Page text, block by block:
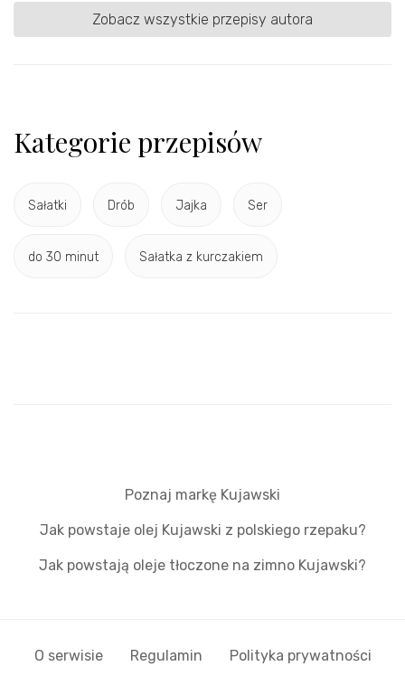
Zobacz wszystkie przepisy autora
Kategorie przepisów
Sałatki Drób Jajka Ser
do 30 minut Sałatka z kurczakiem
Poznaj markę Kujawski
Jak powstaje olej Kujawski z polskiego rzepaku?
Jak powstają oleje tłoczone na zimno Kujawski?
O serwisie Regulamin Polityka prywatności